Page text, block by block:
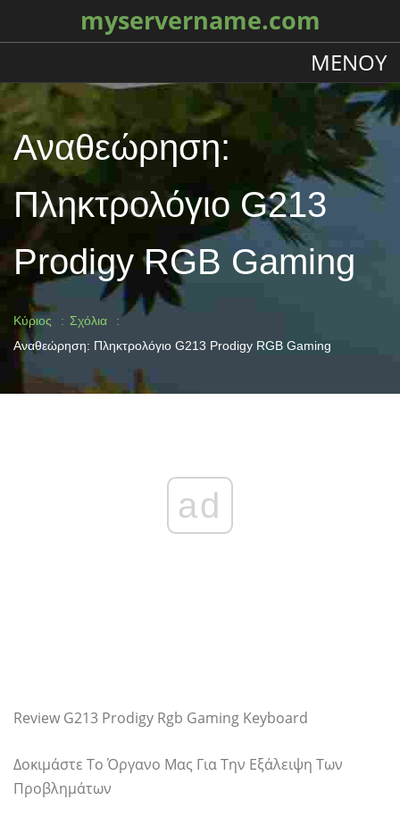
myservername.com
ΜΕΝΟΎ
Αναθεώρηση:
Πληκτρολόγιο G213
Prodigy RGB Gaming
Κύριος
Σχόλια
Αναθεώρηση: Πληκτρολόγιο G213 Prodigy RGB Gaming
ad
Review G213 Prodigy Rgb Gaming Keyboard
Δοκιμάστε Το Όργανο Μας Για Την Εξάλειψη Των
Προβλημάτων